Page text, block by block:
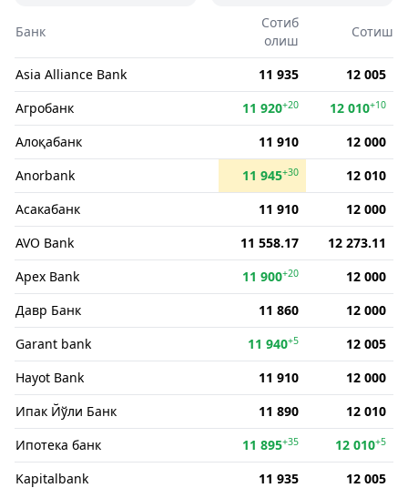
Банк
Сотиб
олиш
Сотиш
Asia Alliance Bank 11 935
12 005
Агробанк
11 920+20 12 010+10
Алоқабанк 11 910
12 000
Anorbank
11 945+30
12 010
Асакабанк
11 910
12 000
AVO Bank
11 558.17
12 273.11
Apex Bank
11 900+20
12 000
Давр Банк
11 860
12 000
Garant bank
11 940+5
12 005
Hayot Bank
11 910
12 000
Ипак Йўли Банк
11 890
12 010
Ипотека банк
11 895+35 12 010+5
Kapitalbank 11 935
12 005